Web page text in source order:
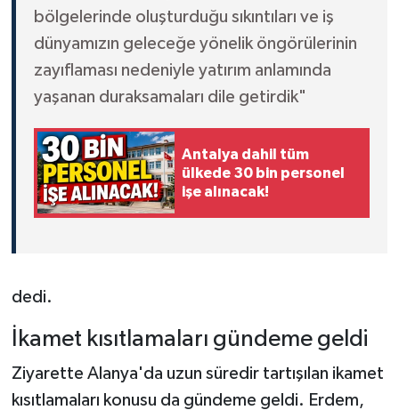
bölgelerinde oluşturduğu sıkıntıları ve iş
dünyamızın geleceğe yönelik öngörülerinin
zayıflaması nedeniyle yatırım anlamında
yaşanan duraksamaları dile getirdik"
Antalya dahil tüm
ülkede 30 bin personel
işe alınacak!
dedi.
İkamet kısıtlamaları gündeme geldi
Ziyarette Alanya'da uzun süredir tartışılan ikamet
kısıtlamaları konusu da gündeme geldi. Erdem,